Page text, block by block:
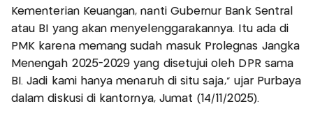
Kementerian Keuangan, nanti Gubernur Bank Sentral
atau BI yang akan menyelenggarakannya. Itu ada di
PMK karena memang sudah masuk Prolegnas Jangka
Menengah 2025-2029 yang disetujui oleh DPR sama
BI. Jadi kami hanya menaruh di situ saja,” ujar Purbaya
dalam diskusi di kantornya, Jumat (14/11/2025).